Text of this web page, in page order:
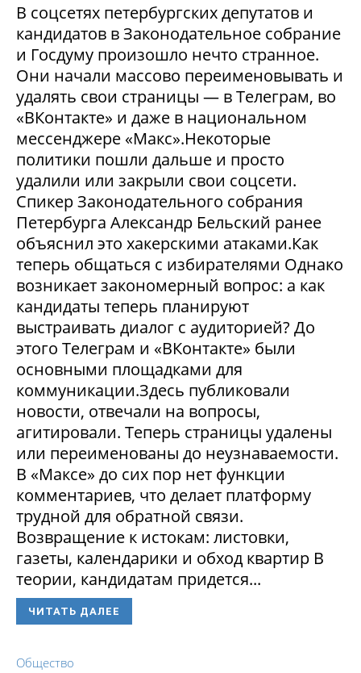
В соцсетях петербургских депутатов и
кандидатов в Законодательное собрание
и Госдуму произошло нечто странное.
Они начали массово переименовывать и
удалять свои страницы — в Телеграм, во
«ВКонтакте» и даже в национальном
мессенджере «Макс».Некоторые
политики пошли дальше и просто
удалили или закрыли свои соцсети.
Спикер Законодательного собрания
Петербурга Александр Бельский ранее
объяснил это хакерскими атаками.Как
теперь общаться с избирателями Однако
возникает закономерный вопрос: а как
кандидаты теперь планируют
выстраивать диалог с аудиторией? До
этого Телеграм и «ВКонтакте» были
основными площадками для
коммуникации.Здесь публиковали
новости, отвечали на вопросы,
агитировали. Теперь страницы удалены
или переименованы до неузнаваемости.
В «Максе» до сих пор нет функции
комментариев, что делает платформу
трудной для обратной связи.
Возвращение к истокам: листовки,
газеты, календарики и обход квартир В
теории, кандидатам придется...
ЧИТАТЬ ДАЛЕЕ
Общество